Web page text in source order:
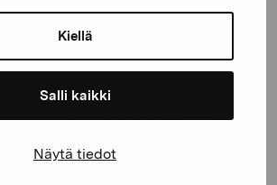
Kiellä
Salli kaikki
Näytä tiedot
Artibus